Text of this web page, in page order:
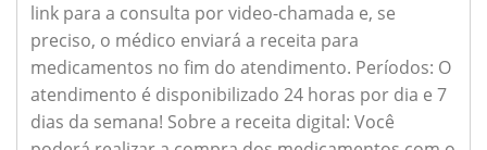
link para a consulta por video-chamada e, se
preciso, o médico enviará a receita para
medicamentos no fim do atendimento. Períodos: O
atendimento é disponibilizado 24 horas por dia e 7
dias da semana! Sobre a receita digital: Você